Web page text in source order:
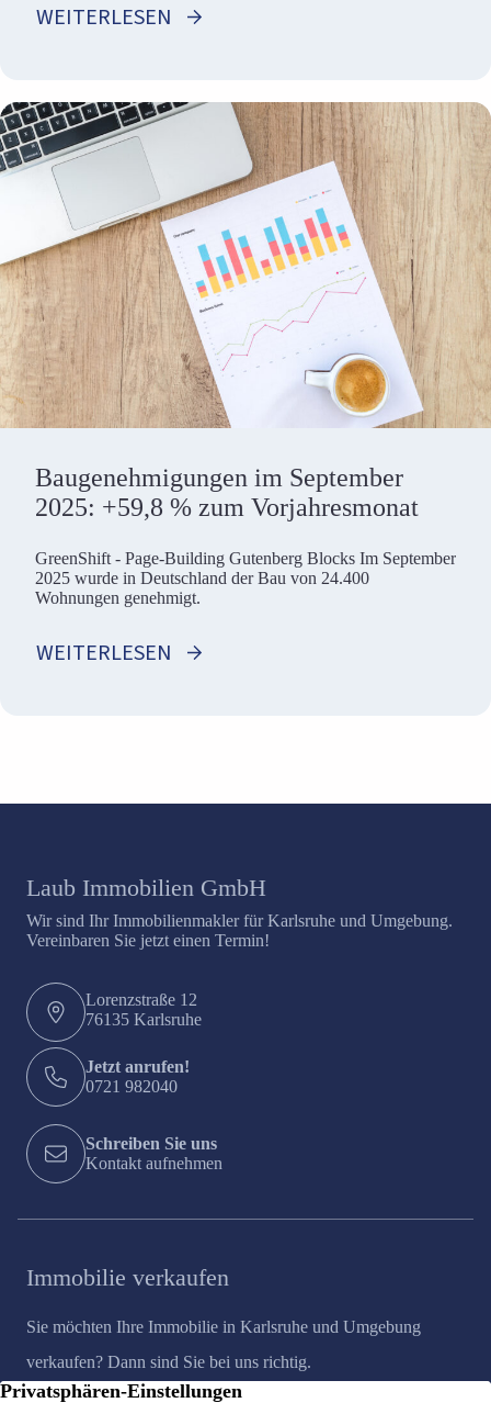
WEITERLESEN
Baugenehmigungen im September
2025: +59,8 % zum Vorjahresmonat
GreenShift - Page-Building Gutenberg Blocks Im September
2025 wurde in Deutschland der Bau von 24.400
Wohnungen genehmigt.
WEITERLESEN
Laub Immobilien GmbH
Wir sind Ihr Immobilienmakler für Karlsruhe und Umgebung.
Vereinbaren Sie jetzt einen Termin!
Lorenzstraße 12
76135 Karlsruhe
Jetzt anrufen!
0721 982040
Schreiben Sie uns
Kontakt aufnehmen
Immobilie verkaufen
Sie möchten Ihre Immobilie in Karlsruhe und Umgebung
verkaufen? Dann sind Sie bei uns richtig.